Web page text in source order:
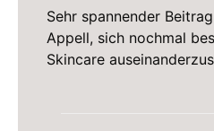
Sehr spannender
Appell, sich nochmal
Skincare